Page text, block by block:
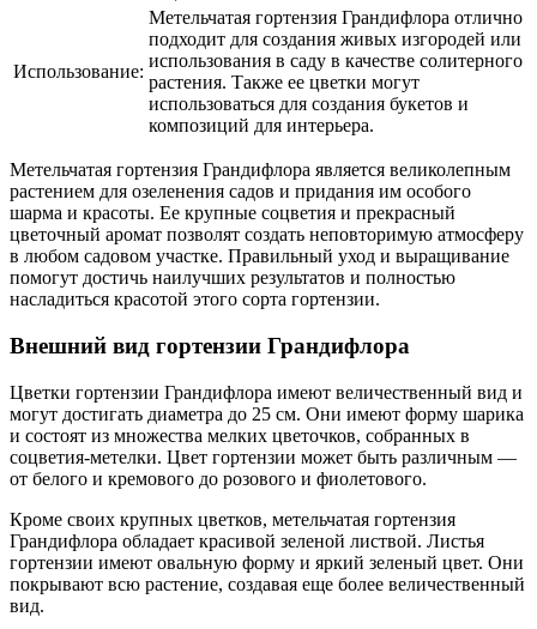
Использование:
Метельчатая гортензия Грандифлора отлично
подходит для создания живых изгородей или
использования в саду в качестве солитерного
растения. Также ее цветки могут
использоваться для создания букетов и
композиций для интерьера.
Метельчатая гортензия Грандифлора является великолепным
растением для озеленения садов и придания им особого
шарма и красоты. Ее крупные соцветия и прекрасный
цветочный аромат позволят создать неповторимую атмосферу
в любом садовом участке. Правильный уход и выращивание
помогут достичь наилучших результатов и полностью
насладиться красотой этого сорта гортензии.
Внешний вид гортензии Грандифлора
Цветки гортензии Грандифлора имеют величественный вид и
могут достигать диаметра до 25 см. Они имеют форму шарика
и состоят из множества мелких цветочков, собранных в
соцветия-метелки. Цвет гортензии может быть различным —
от белого и кремового до розового и фиолетового.
Кроме своих крупных цветков, метельчатая гортензия
Грандифлора обладает красивой зеленой листвой. Листья
гортензии имеют овальную форму и яркий зеленый цвет. Они
покрывают всю растение, создавая еще более величественный
вид.